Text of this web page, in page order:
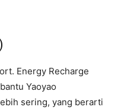
Energy Recharge
Yaoyao
sering, yang berarti